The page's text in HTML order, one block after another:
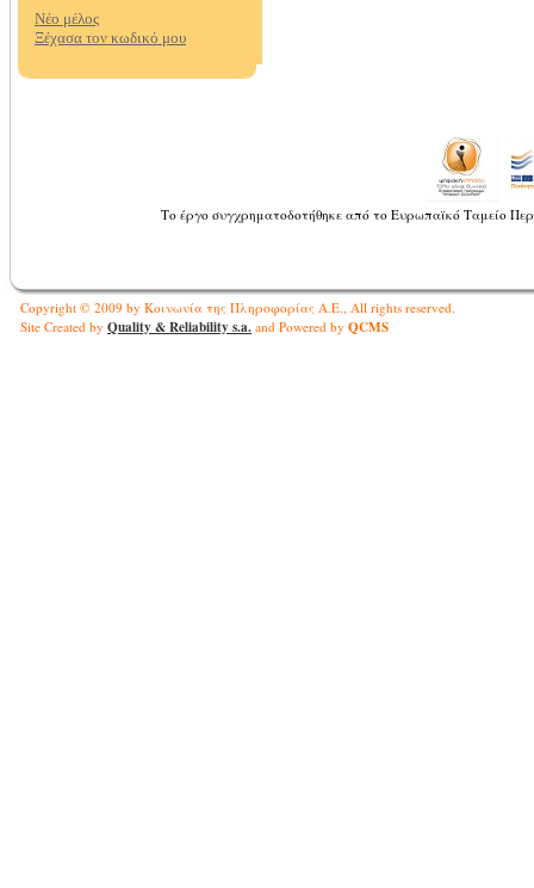
Το έργο συγχρηματοδοτήθηκε από το Ευρωπαϊκό Ταμείο
Copyright © 2009 by Κοινωνία της Πληροφορίας Α.Ε., All rights reserved.
Site Created by Quality & Reliability s.a. and Powered by QCMS